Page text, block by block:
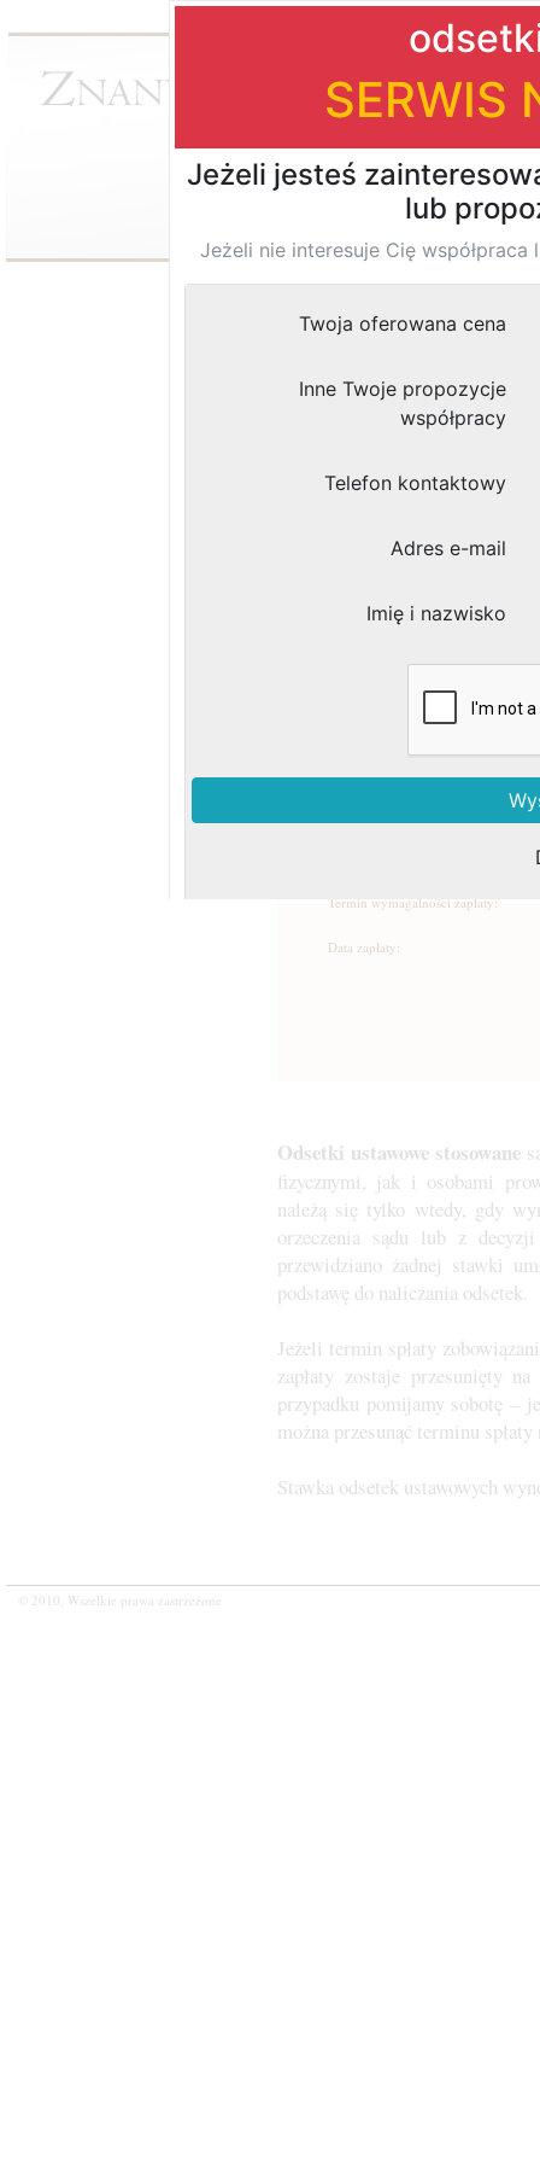
Odsetki ustawowe
Ministrów. Odsetki od sumy
- należą się odsetki ustawowe.
Kwota odsetek jest
Termin wymagalności zapłaty:
Data zapłaty:
Odsetki ustawowe stosowane
fizycznymi, jak i osobami
należą się tylko wtedy, gdy
orzeczenia sądu lub z
przewidziano żadnej stawki
podstawę do naliczania odsetek.
Jeżeli termin spłaty
zapłaty zostaje przesunięty
przypadku pomijamy sobotę –
można przesunąć terminu spłaty
Stawka odsetek ustawowych
© 2010, Wszelkie prawa zastrzeżone